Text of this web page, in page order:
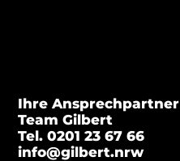
Ihre Ansprechpartner
Team Gilbert
Tel. 0201 23 67 66
info@gilbert.nrw